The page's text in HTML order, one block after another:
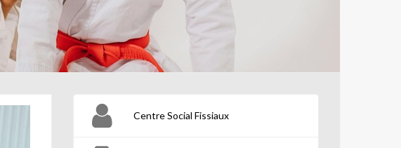
Centre Social Fissiaux